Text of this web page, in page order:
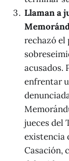
Llaman a
rechazó el
acusados.
enfrentar
jueces del
existencia
Casación,